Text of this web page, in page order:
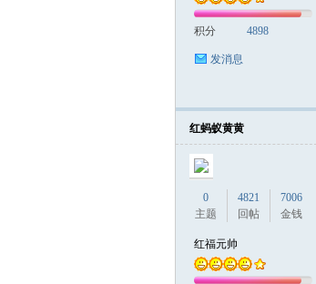
积分 4898
发消息
红蚂蚁黄黄
0
主题
4821
回帖
7006
金钱
红福元帅